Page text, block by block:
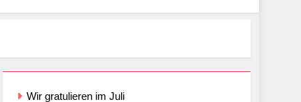
Wir gratulieren im Juli